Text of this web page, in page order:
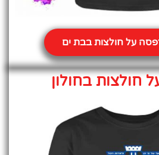
על חולצות בבת ים
חולצות בחולון